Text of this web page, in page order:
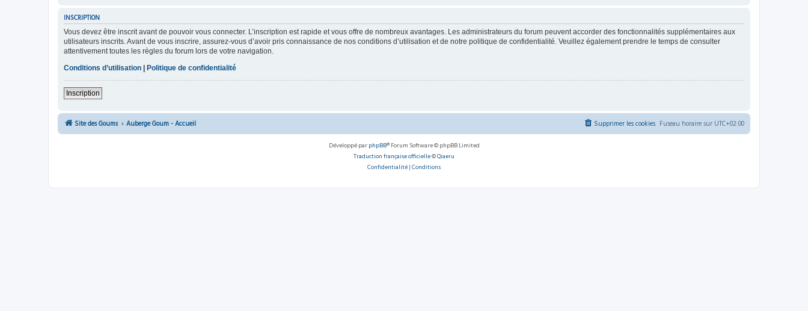
INSCRIPTION
Vous devez être inscrit avant de pouvoir vous connecter. L’inscription est rapide et vous offre de nombreux avantages. Les administrateurs du forum peuvent accorder des fonctionnalités supplémentaires aux
utilisateurs inscrits. Avant de vous inscrire, assurez-vous d’avoir pris connaissance de nos conditions d’utilisation et de notre politique de confidentialité. Veuillez également prendre le temps de consulter
attentivement toutes les règles du forum lors de votre navigation.
Conditions d’utilisation
Politique de confidentialité
Inscription
Site des Goums Auberge Goum - Accueil Fuseau horaire sur UTC+02:00
Supprimer les cookies
Développé par phpBB® Forum Software © phpBB Limited
Traduction française officielle©Qiaeru
Confidentialité | Conditions